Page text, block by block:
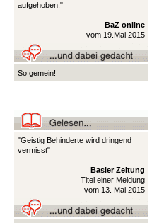
aufgehoben."
BaZ online
vom 19.Mai 2015
So gemein!
"Geistig Behinderte wird dringend
vermisst"
Basler Zeitung
Titel einer Meldung
vom 13. Mai 2015